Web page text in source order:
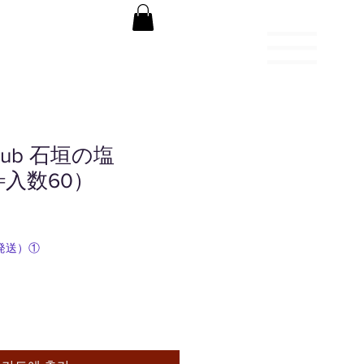
石垣の塩
数60）
送）①